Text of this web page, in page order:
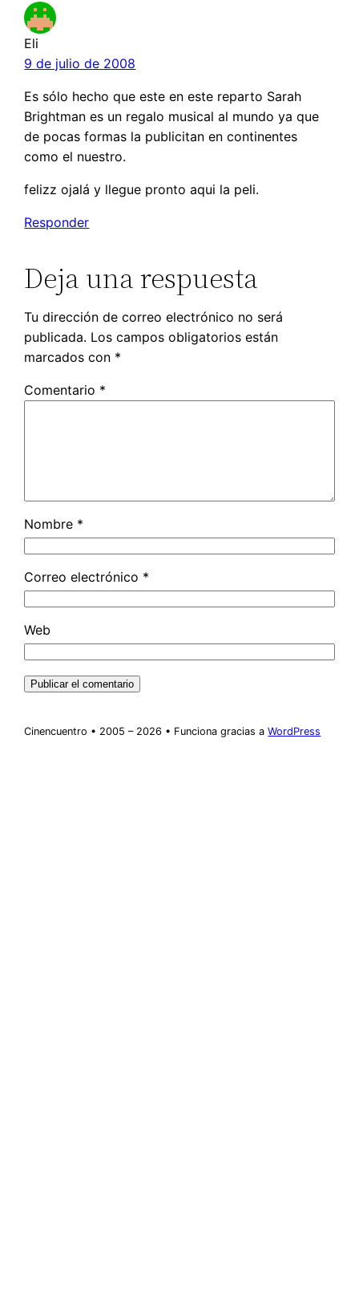
Eli
9 de julio de 2008
Es sólo hecho que este en este reparto Sarah
Brightman es un regalo musical al mundo ya que
de pocas formas la publicitan en continentes
como el nuestro.
felizz ojalá y llegue pronto aqui la peli.
Responder
Deja una respuesta
Tu dirección de correo electrónico no será
publicada. Los campos obligatorios están
marcados con *
Comentario *
Nombre *
Correo electrónico *
Web
Cinencuentro • 2005 – 2026 • Funciona gracias aWordPress